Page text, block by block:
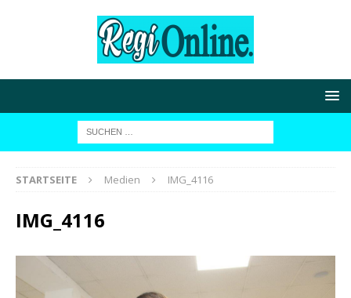
STARTSEITE Medien IMG_4116
IMG_4116